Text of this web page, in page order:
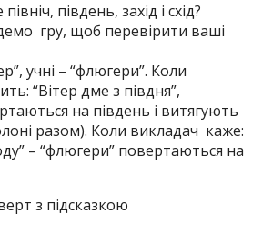
південь, захід і схід?
гру, щоб перевірити ваші
учні – “флюгери”. Коли
“Вітер дме з півдня”,
на південь і витягують
разом). Коли викладач каже:
– “флюгери” повертаються на
з підсказкою